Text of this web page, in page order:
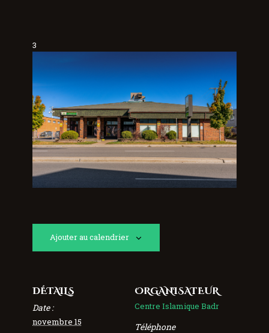
3
Ajouter au calendrier
DÉTAILS
Date :
novembre 15
ORGANISATEUR
Centre Islamique Badr
Téléphone